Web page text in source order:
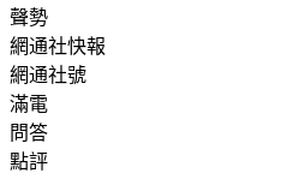
聲勢
網通社快報
網通社號
滿電
問答
點評